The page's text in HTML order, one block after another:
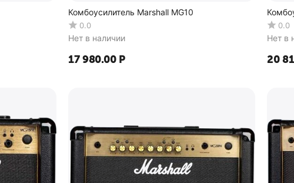
Комбоусилитель Marshall MG10
0.0
Нет в наличии
17 980.00 Р
0.0
Нет в
20